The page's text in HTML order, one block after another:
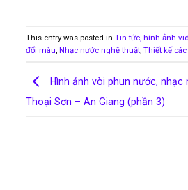
This entry was posted in Tin tức, hình ảnh
đổi màu, Nhạc nước nghệ thuật, Thiết kế
Hình ảnh vòi phun nước, nhạc
Thoại Sơn – An Giang (phần 3)